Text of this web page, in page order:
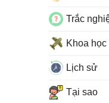
Trắc
Khoa
Lịch sử
Tại sao